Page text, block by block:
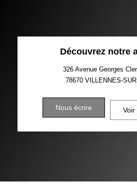
Découvrez notre
326 Avenue Georges
78670 VILLENNES-
Nous écrire Voir